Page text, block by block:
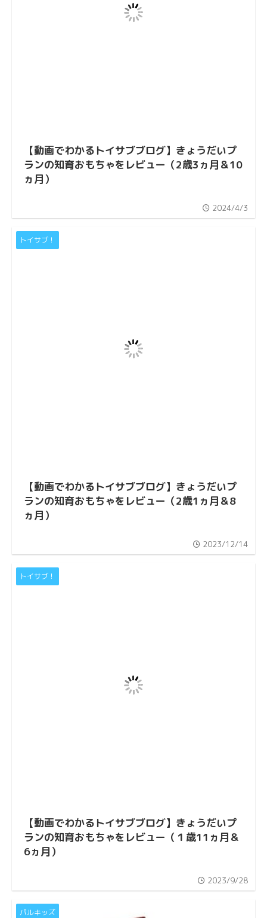
【動画でわかるトイサブブログ】きょうだいプ
ランの知育おもちゃをレビュー（2歳3ヵ月＆10
ヵ月）
2024/4/3
トイサブ！
【動画でわかるトイサブブログ】きょうだいプ
ランの知育おもちゃをレビュー（2歳1ヵ月＆8
ヵ月）
2023/12/14
トイサブ！
【動画でわかるトイサブブログ】きょうだいプ
ランの知育おもちゃをレビュー（１歳11ヵ月＆
6ヵ月）
2023/9/28
パルキッズ